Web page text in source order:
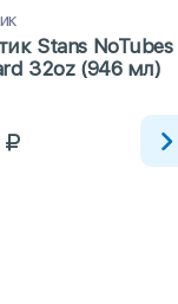
Stans NoTubes
32oz (946 мл)